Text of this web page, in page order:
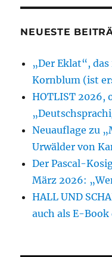
NEUESTE
„Der Eklat“,
Kornblum (ist
HOTLIST 2026,
Neuauflage zu
Urwälder von
Der Pascal-
März 2026:
HALL UND
auch als E-Book